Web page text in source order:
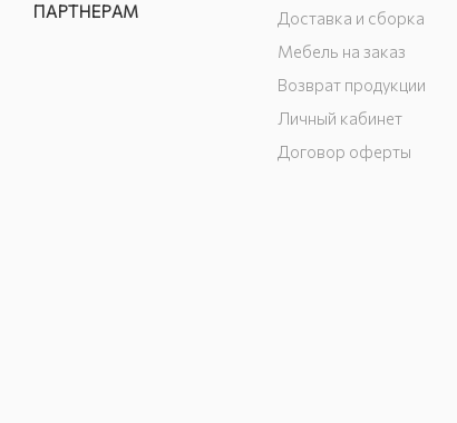
ПАРТНЕРАМ
Доставка и сборка
Мебель на заказ
Возврат продукции
Личный кабинет
Договор оферты